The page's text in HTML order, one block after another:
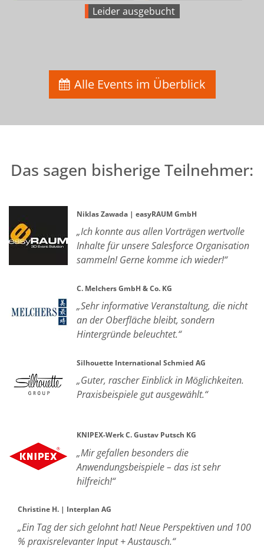
Leider ausgebucht
Alle Events im Überblick
Das sagen bisherige Teilnehmer:
Niklas Zawada | easyRAUM GmbH
„Ich konnte aus allen Vorträgen wertvolle
Inhalte für unsere Salesforce Organisation
sammeln! Gerne komme ich wieder!“
C. Melchers GmbH & Co. KG
„Sehr informative Veranstaltung, die nicht
an der Oberfläche bleibt, sondern
Hintergründe beleuchtet.“
Silhouette International Schmied AG
„Guter, rascher Einblick in Möglichkeiten.
Praxisbeispiele gut ausgewählt.“
KNIPEX-Werk C. Gustav Putsch KG
„Mir gefallen besonders die
Anwendungsbeispiele – das ist sehr
hilfreich!“
Christine H. | Interplan AG
„Ein Tag der sich gelohnt hat! Neue Perspektiven und 100
% praxisrelevanter Input + Austausch.“